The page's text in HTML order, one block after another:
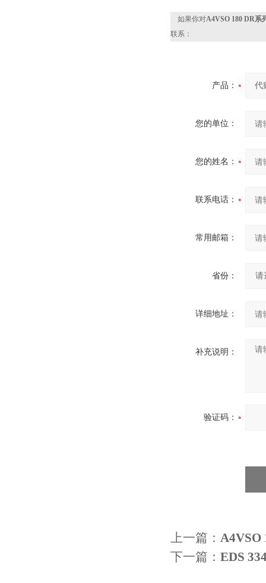
如果你对A4VSO 180 DR系
联系：
产品：
您的单位：
您的姓名：
联系电话：
常用邮箱：
省份：
详细地址：
补充说明：
验证码：
上一篇： A4VSO
下一篇： EDS